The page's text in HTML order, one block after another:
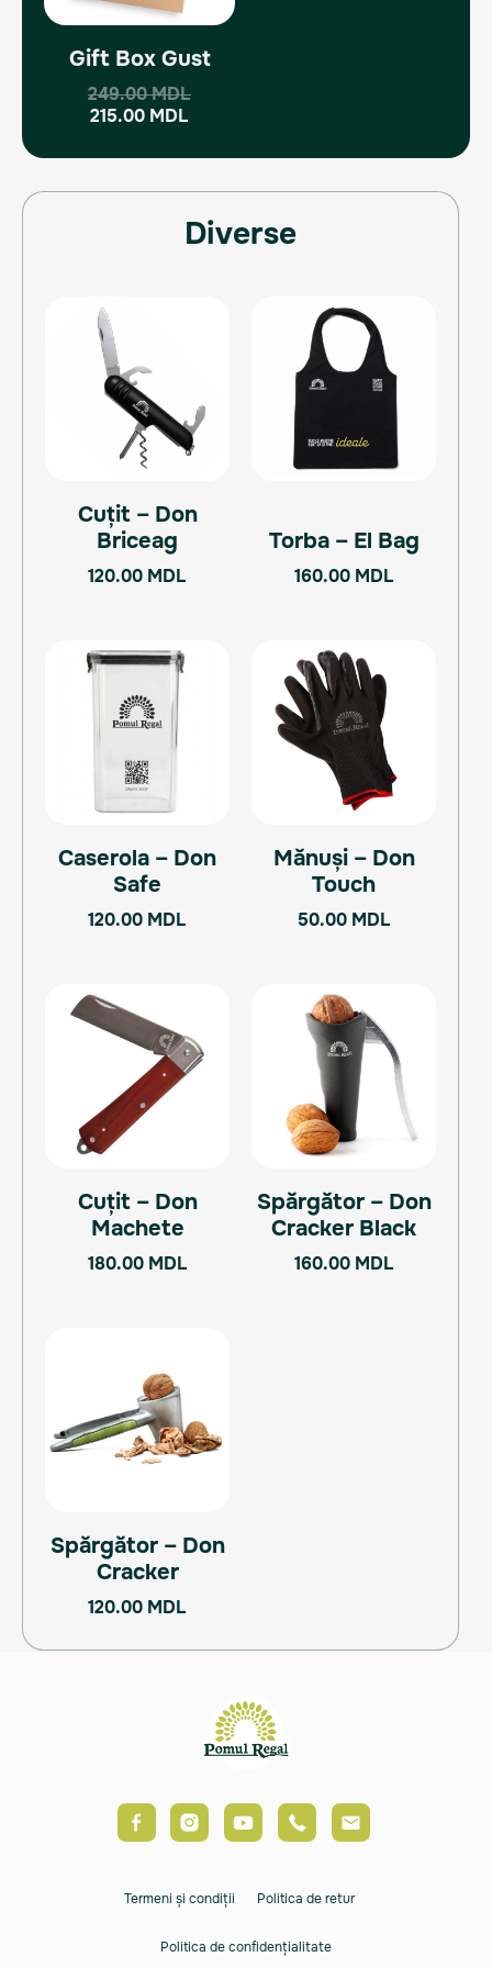
Gift Box Gust
249.00MDL
215.00 MDL
Diverse
Cuțit – Don
Briceag
120.00 MDL
Torba – El Bag
160.00 MDL
Caserola – Don
Safe
120.00 MDL
Mănuși – Don
Touch
50.00 MDL
Cuțit – Don
Machete
180.00 MDL
Spărgător – Don
Cracker Black
160.00 MDL
Spărgător – Don
Cracker
120.00 MDL
Termeni și condiții Politica de retur
Politica de confidențialitate